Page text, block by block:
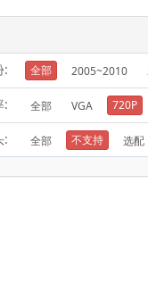
: 全部 2005~2010
: 全部 VGA 720P
: 全部 不支持 选配